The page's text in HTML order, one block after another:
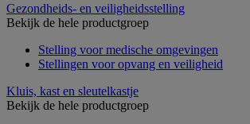
Gezondheids- en veiligheidsstelling
Bekijk de hele productgroep
Stelling voor medische omgevingen
Stellingen voor opvang en veiligheid
Kluis, kast en sleutelkastje
Bekijk de hele productgroep